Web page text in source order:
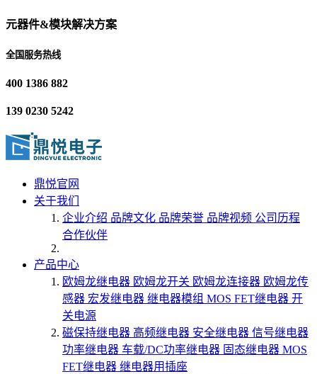
元器件&模块解决方案
全国服务热线
400 1386 882
139 0230 5242
鼎悦官网
关于我们
企业介绍 品牌文化 品牌荣誉 品牌视频 公司历程
合作伙伴
产品中心
欧姆龙继电器 欧姆龙开关 欧姆龙连接器 欧姆龙传
感器 宏发继电器 继电器模组 MOS FET继电器 开
关电源
磁保持继电器 高频继电器 安全继电器 信号继电器
功率继电器 车载/DC功率继电器 固态继电器 MOS
FET继电器 继电器用插座